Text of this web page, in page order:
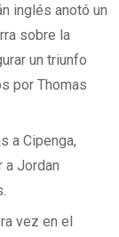
inglés anotó un
sobre la
un triunfo
por Thomas
a Cipenga,
a Jordan
vez en el